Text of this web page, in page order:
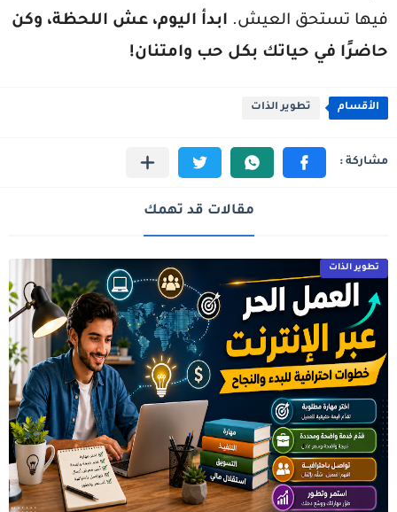
فيها تستحق العيش. ابدأ اليوم، عش اللحظة، وكن
حاضرًا في حياتك بكل حب وامتنان!
الأقسام تطوير الذات
مقالات قد تهمك
تطوير الذات